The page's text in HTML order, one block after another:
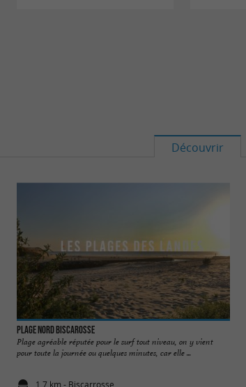
Découvrir
Plage Nord Biscarosse
Plage agréable réputée pour le surf tout niveau, on y vient
pour toute la journée ou quelques minutes, car elle ...